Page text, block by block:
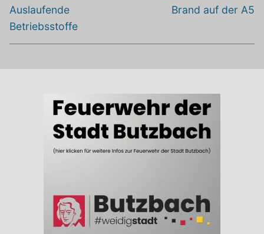
Beitrag:
Auslaufende
Betriebsstoffe
Beitrag:
Brand auf der A5